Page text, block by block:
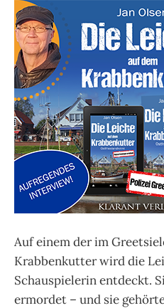
Auf einem der im
Krabbenkutter wird die
Schauspielerin entdeckt.
ermordet – und sie